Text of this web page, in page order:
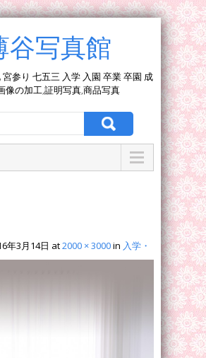
谷写真館
参り 七五三 入学 入園 卒業 卒園 成
像の加工,証明写真,商品写真
年3月14日 at2000 × 3000in 入学・